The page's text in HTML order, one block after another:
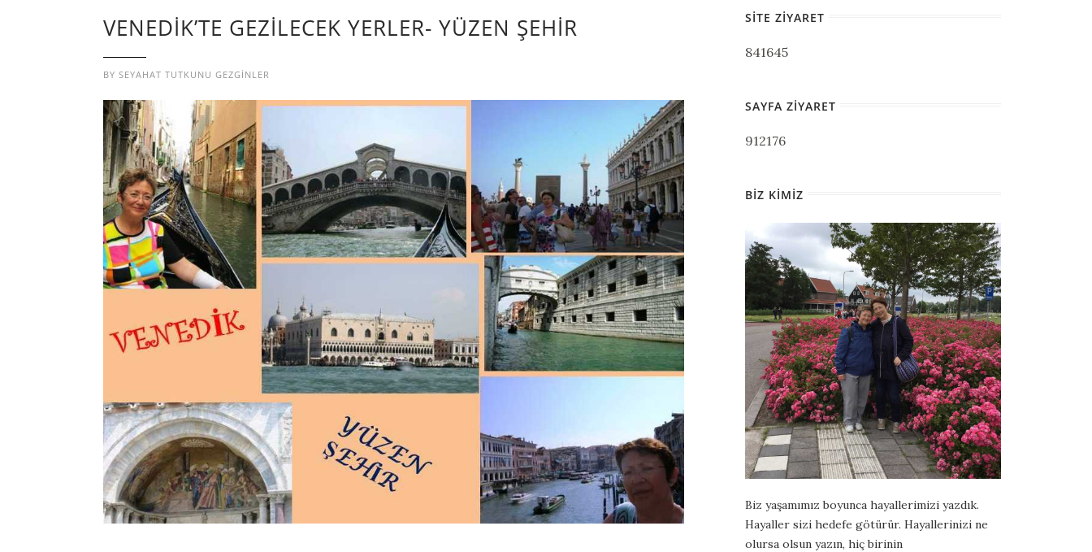
VENEDİK’TE GEZİLECEK YERLER- YÜZEN ŞEHİR
BY SEYAHAT TUTKUNU GEZGINLER
SITE ZIYARET
841645
SAYFA ZIYARET
912176
BIZ KIMIZ
Biz yaşamımız boyunca hayallerimizi yazdık.
Hayaller sizi hedefe götürür. Hayallerinizi ne
olursa olsun yazın, hiç birinin